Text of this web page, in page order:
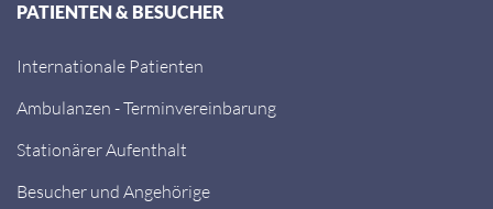
PATIENTEN & BESUCHER
Internationale Patienten
Ambulanzen - Terminvereinbarung
Stationärer Aufenthalt
Besucher und Angehörige